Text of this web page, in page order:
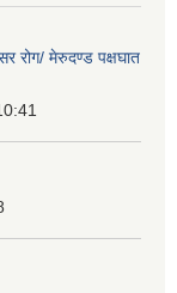
रोग/ मेरुदण्ड पक्षघात